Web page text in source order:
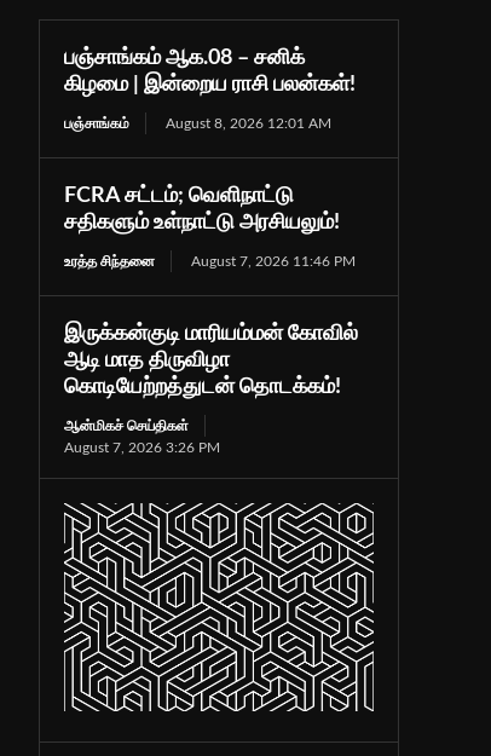
பஞ்சாங்கம் ஆக.08 – சனிக்
கிழமை | இன்றைய ராசி பலன்கள்!
பஞ்சாங்கம் August 8, 2026 12:01 AM
FCRA சட்டம்; வெளிநாட்டு
சதிகளும் உள்நாட்டு அரசியலும்!
உரத்த சிந்தனை August 7, 2026 11:46 PM
இருக்கன்குடி மாரியம்மன் கோவில்
ஆடி மாத திருவிழா
கொடியேற்றத்துடன் தொடக்கம்!
ஆன்மிகச் செய்திகள்
August 7, 2026 3:26 PM